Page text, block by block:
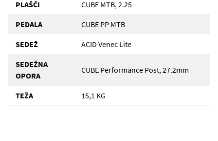
PLAŠČI CUBE MTB, 2.25
PEDALA CUBE PP MTB
SEDEŽ ACID Venec Lite
SEDEŽNA
OPORA
CUBE Performance Post, 27.2mm
TEŽA 15,1 KG